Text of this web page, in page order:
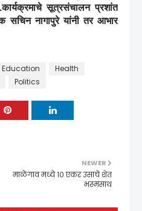
सूत्रसंचालन प्रशांत
सचिन नागापुरे यांनी तर आभार
Education
Health
Politics
NEWER
माळेगाव मध्ये १० एकर उसाचे शेत
भस्मसाथ